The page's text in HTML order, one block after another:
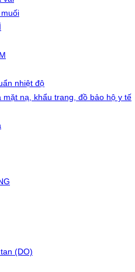
nhiệt độ
mặt nạ, khẩu trang, đồ bảo hộ y tế
(DO)